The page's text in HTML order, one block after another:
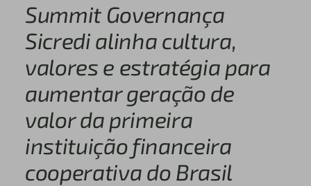
Summit Governança
Sicredi alinha cultura,
valores e estratégia para
aumentar geração de
valor da primeira
instituição financeira
cooperativa do Brasil